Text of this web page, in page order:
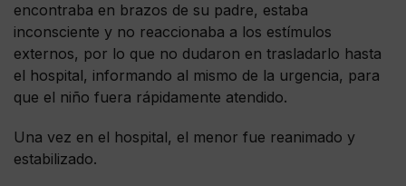
encontraba en brazos de su padre, estaba
inconsciente y no reaccionaba a los estímulos
externos, por lo que no dudaron en trasladarlo hasta
el hospital, informando al mismo de la urgencia, para
que el niño fuera rápidamente atendido.
Una vez en el hospital, el menor fue reanimado y
estabilizado.